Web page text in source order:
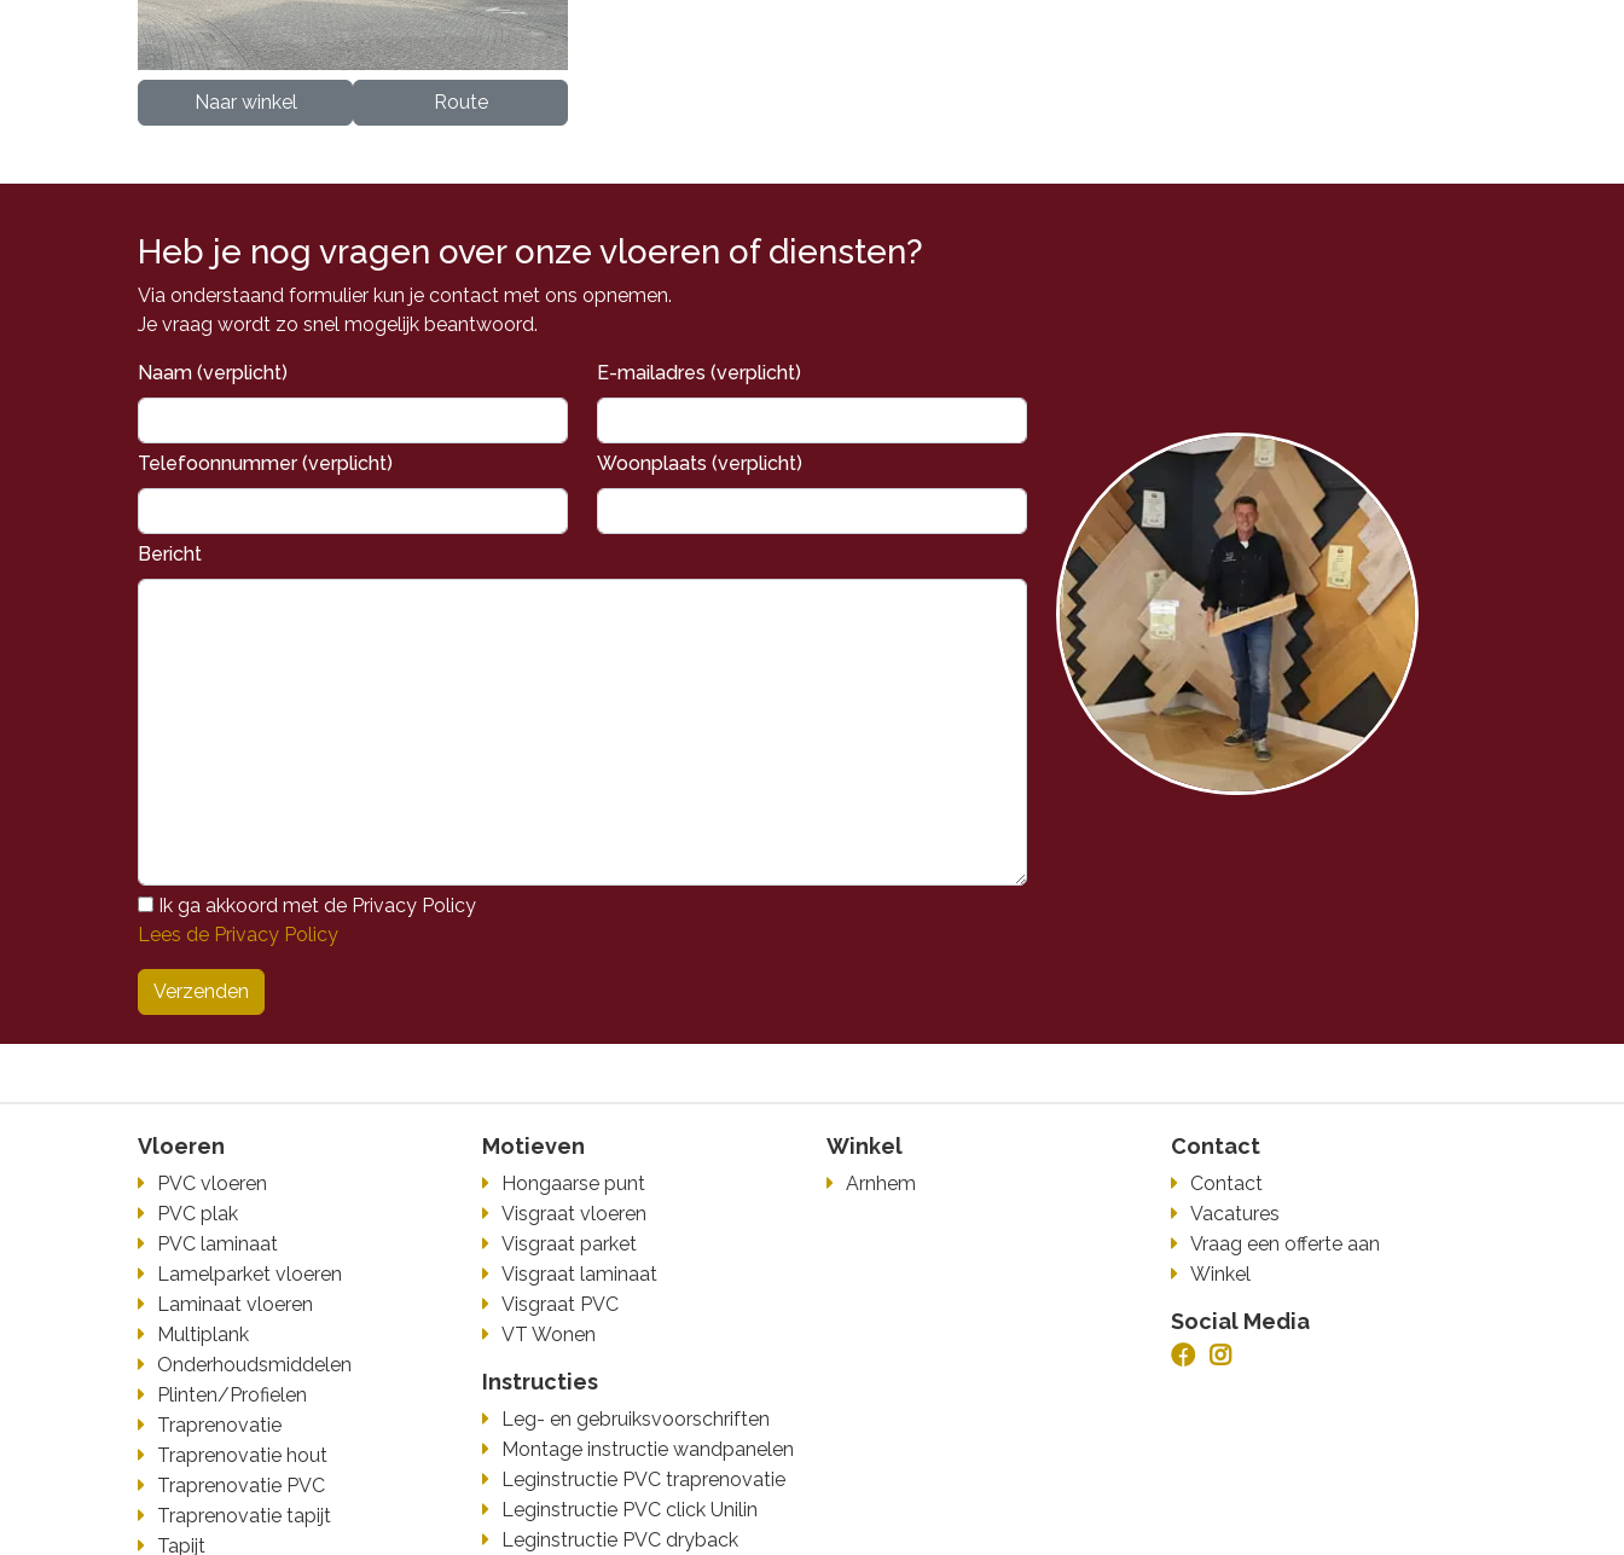
Naar winkel Route
Heb je nog vragen over onze vloeren of diensten?
Via onderstaand formulier kun je contact met ons opnemen.
Je vraag wordt zo snel mogelijk beantwoord.
Naam (verplicht) E-mailadres (verplicht)
Telefoonnummer (verplicht) Woonplaats (verplicht)
Bericht
Ik ga akkoord met de Privacy Policy
Lees de Privacy Policy
Vloeren
PVC vloeren
PVC plak
PVC laminaat
Lamelparket vloeren
Laminaat vloeren
Multiplank
Onderhoudsmiddelen
Plinten/Profielen
Traprenovatie
Traprenovatie hout
Traprenovatie PVC
Traprenovatie tapijt
Tapijt
Motieven
Hongaarse punt
Visgraat vloeren
Visgraat parket
Visgraat laminaat
Visgraat PVC
VT Wonen
Instructies
Leg- en gebruiksvoorschriften
Montage instructie wandpanelen
Leginstructie PVC traprenovatie
Leginstructie PVC click Unilin
Leginstructie PVC dryback
Winkel
Arnhem
Contact
Contact
Vacatures
Vraag een offerte aan
Winkel
Social Media